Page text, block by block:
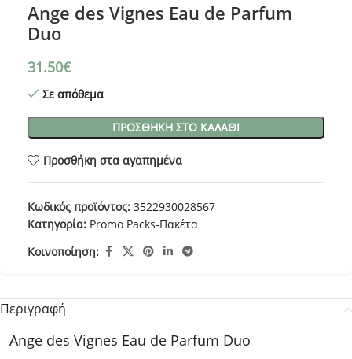
Ange des Vignes Eau de Parfum
Duo
31.50€
Σε απόθεμα
ΠΡΟΣΘΉΚΗ ΣΤΟ ΚΑΛΆΘΙ
Προσθήκη στα αγαπημένα
Κωδικός προϊόντος: 3522930028567
Κατηγορία: Promo Packs-Πακέτα
Κοινοποίηση:
Περιγραφή
Ange des Vignes Eau de Parfum Duo